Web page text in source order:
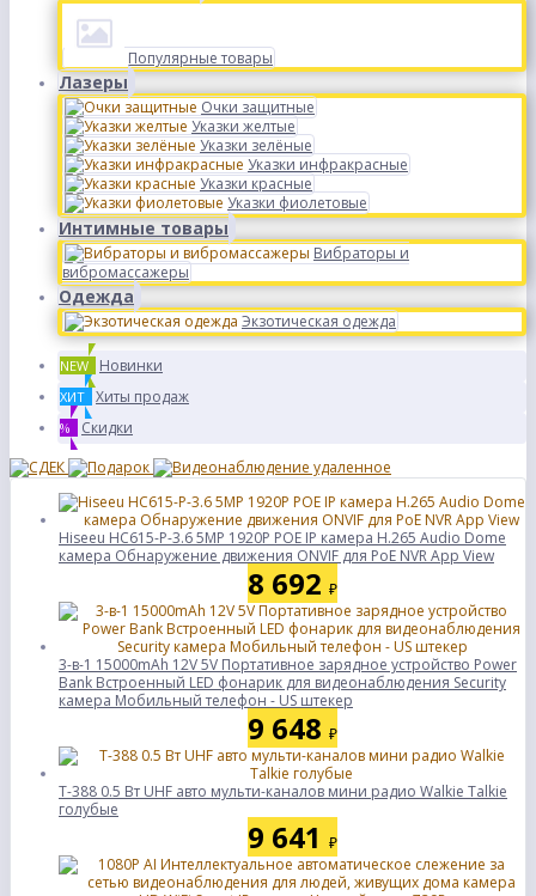
Популярные товары
Лазеры
Очки защитные
Указки желтые
Указки зелёные
Указки инфракрасные
Указки красные
Указки фиолетовые
Интимные товары
Вибраторы и
вибромассажеры
Одежда
Экзотическая одежда
NEW Новинки
ХИТ Хиты продаж
% Скидки
Hiseeu HC615-P-3.6 5MP 1920P POE IP камера H.265 Audio Dome
камера Обнаружение движения ONVIF для PoE NVR App View
8 692 ₽
3-в-1 15000mAh 12V 5V Портативное зарядное устройство Power
Bank Встроенный LED фонарик для видеонаблюдения Security
камера Мобильный телефон - US штекер
9 648 ₽
T-388 0.5 Вт UHF авто мульти-каналов мини радио Walkie Talkie
голубые
9 641 ₽